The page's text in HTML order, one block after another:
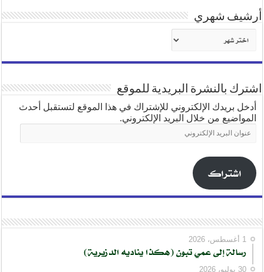
أرشيف شهري
شهري
اشترك بالنشرة البريدية للموقع
أدخل بريدك الإلكتروني للإشتراك في هذا الموقع لتستقبل أحدث
المواضيع من خلال البريد الإلكتروني.
عنوان
البريد
اشتراك
1 أغسطس، 2026
رسالة إلى عمي تبون (هكذا يناديه الدزيرية)
30 يوليو، 2026